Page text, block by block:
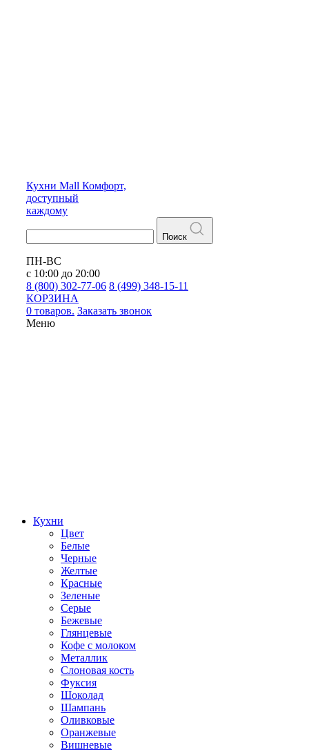
Кухни Mall Комфорт,
доступный
каждому
Поиск
ПН-ВС
с 10:00 до 20:00
8 (800) 302-77-06 8 (499) 348-15-11
КОРЗИНА
0 товаров. Заказать звонок
Меню
Кухни
Цвет
Белые
Черные
Желтые
Красные
Зеленые
Серые
Бежевые
Глянцевые
Кофе с молоком
Металлик
Слоновая кость
Фуксия
Шоколад
Шампань
Оливковые
Оранжевые
Вишневые